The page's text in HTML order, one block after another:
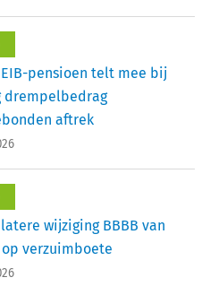
pensioen telt mee bij
drempelbedrag
aftrek
wijziging BBBB van
verzuimboete